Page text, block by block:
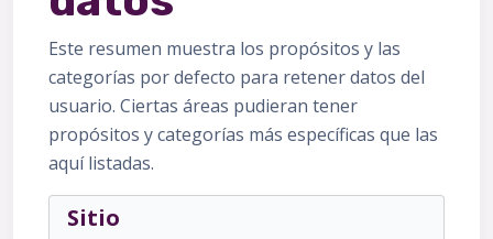
Este resumen muestra los propósitos y las
categorías por defecto para retener datos del
usuario. Ciertas áreas pudieran tener
propósitos y categorías más específicas que las
aquí listadas.
Sitio